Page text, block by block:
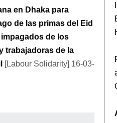
en Dhaka para
de las primas del Eid
de los
trabajadoras de la
[Labour Solidarity] 16-03-